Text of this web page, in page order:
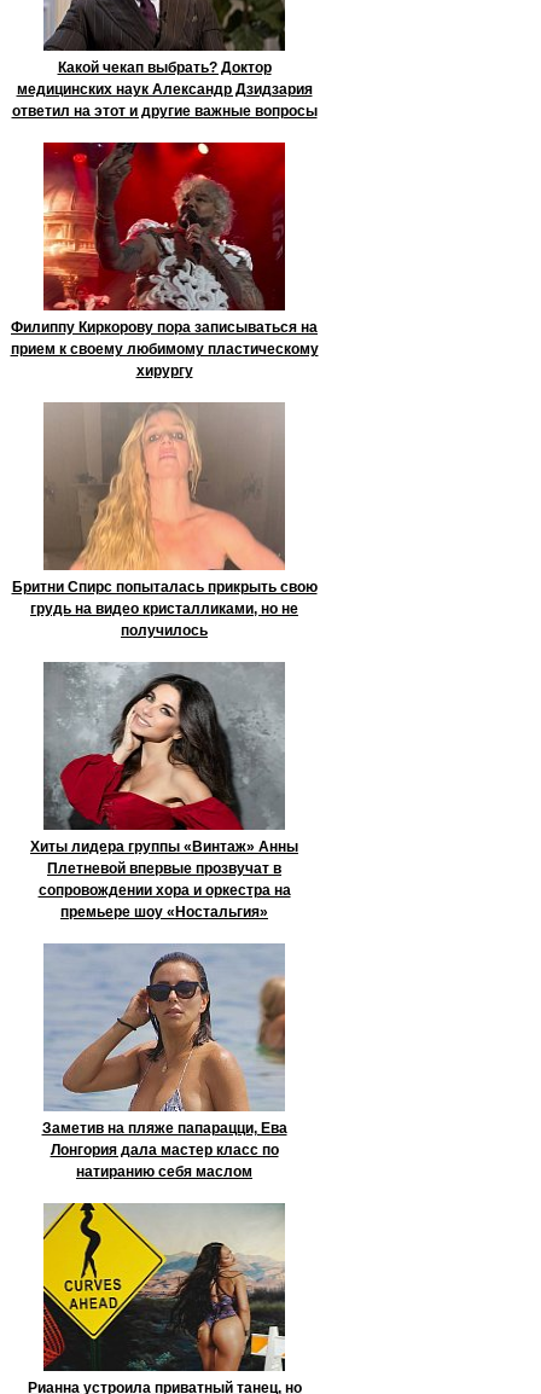
Какой чекап выбрать? Доктор
медицинских наук Александр Дзидзария
ответил на этот и другие важные вопросы
Филиппу Киркорову пора записываться на
прием к своему любимому пластическому
хирургу
Бритни Спирс попыталась прикрыть свою
грудь на видео кристалликами, но не
получилось
Хиты лидера группы «Винтаж» Анны
Плетневой впервые прозвучат в
сопровождении хора и оркестра на
премьере шоу «Ностальгия»
Заметив на пляже папарацци, Ева
Лонгория дала мастер класс по
натиранию себя маслом
Рианна устроила приватный танец, но